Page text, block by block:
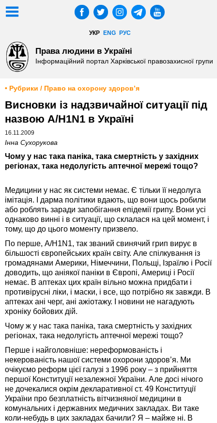
УКР ENG РУС
Права людини в Україні
Інформаційний портал Харківської правозахисної групи
• Рубрики / Право на охорону здоров’я
Висновки із надзвичайної ситуації під
назвою А/Н1N1 в Україні
16.11.2009
Інна Сухорукова
Чому у нас така паніка, така смертність у західних
регіонах, така недолугість аптечної мережі тощо?
Медицини у нас як системи немає. Є тільки її недолуга
імітація. І дарма політики вдають, що вони щось робили
або роблять заради запобігання епідемії грипу. Вони усі
однаково винні і в ситуації, що склалася на цей момент, і
тому, що до цього моменту призвело.
По перше, А/Н1N1, так званий свинячий грип вирує в
більшості європейських країн світу. Але спілкування із
громадянами Америки, Німеччини, Польщі, Ізраїлю і Росії
доводить, що аніякої паніки в Європі, Америці і Росії
немає. В аптеках цих країн вільно можна придбати і
противірусні ліки, і маски, і все, що потрібно як завжди. В
аптеках ані черг, ані ажіотажу. І новини не нагадують
хроніку бойових дій.
Чому ж у нас така паніка, така смертність у західних
регіонах, така недолугість аптечної мережі тощо?
Перше і найголовніше: нереформованість і
некерованість нашої системи охорони здоров’я. Ми
очікуємо реформ цієї галузі з 1996 року – з прийняття
першої Конституції незалежної України. Але досі нічого
не дочекалися окрім декларативної ст. 49 Конституції
України про безплатність вітчизняної медицини в
комунальних і державних медичних закладах. Ви таке
коли-небудь в цих закладах бачили? Я – майже ні. В